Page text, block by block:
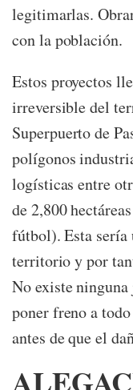
legitimarlas.
con la población.
Estos proyectos
irreversible del
Superpuerto de
polígonos
logísticas entre
de 2,800
fútbol). Esta sería
territorio y por
No existe
poner freno a
antes de que el